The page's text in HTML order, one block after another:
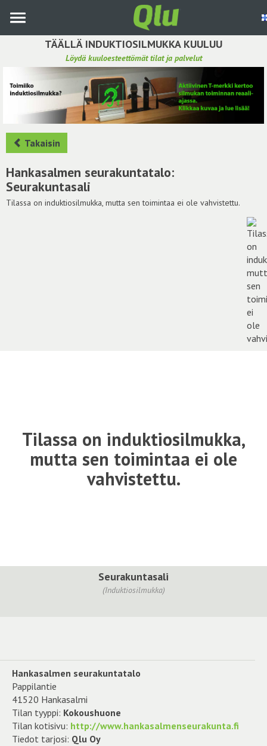
pääsisältöön
TÄÄLLÄ INDUKTIOSILMUKKA KUULUU
Löydä kuuloesteettömät tilat ja palvelut
Etsi induktiosilmukka
Tee ehdotus ja vaikuta kuulemiskokemukseen
Hae ehdotuksia
Käyttöohje
Yhteydenottopyyntö
Takaisin
Hankasalmen seurakuntatalo:
Seurakuntasali
Tilassa on induktiosilmukka, mutta sen toimintaa ei ole vahvistettu.
Tilassa on induktiosilmukka,
mutta sen toimintaa ei ole
vahvistettu.
Seurakuntasali
(Induktiosilmukka)
Hankasalmen seurakuntatalo
Pappilantie
41520 Hankasalmi
Tilan tyyppi: Kokoushuone
Tilan kotisivu: http://www.hankasalmenseurakunta.fi
Tiedot tarjosi: Qlu Oy